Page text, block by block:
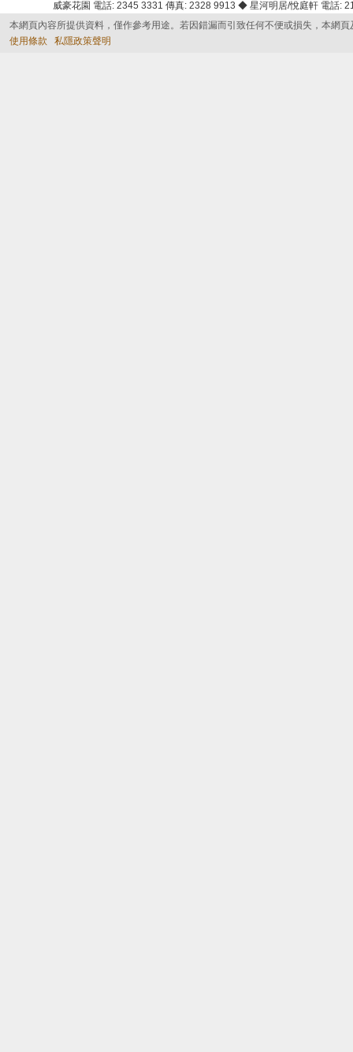
威豪花園 電話: 2345 3331 傳真: 2328 9913 ◆ 星河明居/悅庭軒 電話
本網頁內容所提供資料，僅作參考用途。若因錯漏而引致任何不便或損失，本網
使用條款
私隱政策聲明